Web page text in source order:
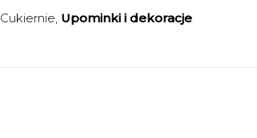
Cukiernie Upominki i dekoracje